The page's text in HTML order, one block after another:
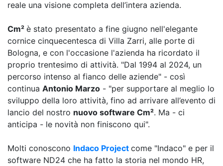
reale una visione completa dell’intera azienda.
Cm² è stato presentato a fine giugno nell'elegante
cornice cinquecentesca di Villa Zarri, alle porte di
Bologna, e con l'occasione l'azienda ha ricordato il
proprio trentesimo di attività. "Dal 1994 al 2024, un
percorso intenso al fianco delle aziende" - così
continua Antonio Marzo - "per supportare al meglio lo
sviluppo della loro attività, fino ad arrivare all’evento di
lancio del nostro nuovo software Cm². Ma - ci
anticipa - le novità non finiscono qui".
Molti conoscono Indaco Project come "Indaco" e per il
software ND24 che ha fatto la storia nel mondo HR,